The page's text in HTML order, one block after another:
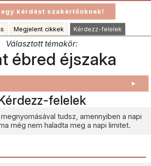
Megjelent cikkek Kérdezz-felelek
Választott témakör:
ébred éjszaka
►
felelek
tudsz, amennyiben a napi
még nem haladta meg a napi limitet.